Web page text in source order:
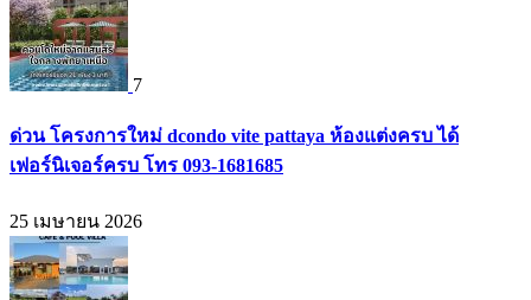
7
ด่วน โครงการใหม่ dcondo vite pattaya ห้องแต่งครบ ได้
เฟอร์นิเจอร์ครบ โทร 093-1681685
25 เมษายน 2026